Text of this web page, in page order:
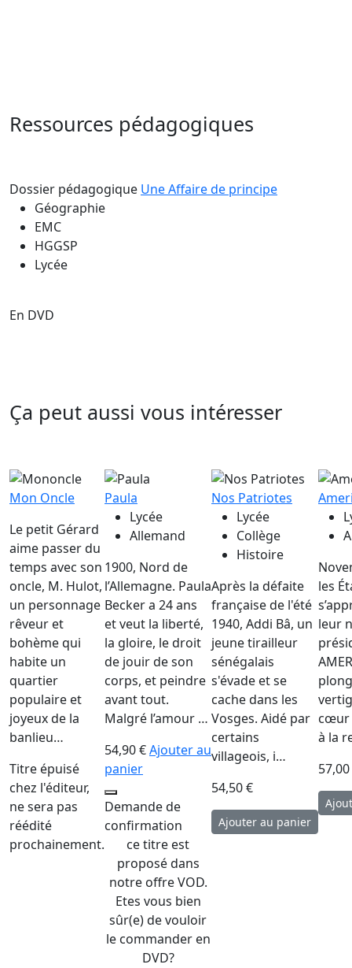
Ressources pédagogiques
Dossier pédagogique Une Affaire de principe
Géographie
EMC
HGGSP
Lycée
En DVD
Ça peut aussi vous intéresser
Mon Oncle
Le petit Gérard
aime passer du
temps avec son
oncle, M. Hulot,
un personnage
rêveur et
bohème qui
habite un
quartier
populaire et
joyeux de la
banlieu…
Titre épuisé
chez l'éditeur,
ne sera pas
réédité
prochainement.
Paula
Lycée
Allemand
1900, Nord de
l’Allemagne. Paula
Becker a 24 ans
et veut la liberté,
la gloire, le droit
de jouir de son
corps, et peindre
avant tout.
Malgré l’amour …
54,90 €Ajouter au
panier
Demande de
confirmation
ce titre est
proposé dans
notre offre VOD.
Etes vous bien
sûr(e) de vouloir
le commander en
DVD?
Nos Patriotes
Lycée
Collège
Histoire
Après la défaite
française de l'été
1940, Addi Bâ, un
jeune tirailleur
sénégalais
s'évade et se
cache dans les
Vosges. Aidé par
certains
villageois, i…
54,50 €
les
leur
cœur
à la